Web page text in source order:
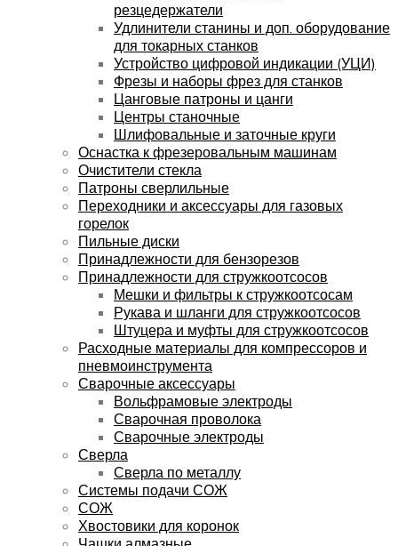
резцедержатели
Удлинители станины и доп. оборудование
для токарных станков
Устройство цифровой индикации (УЦИ)
Фрезы и наборы фрез для станков
Цанговые патроны и цанги
Центры станочные
Шлифовальные и заточные круги
Оснастка к фрезеровальным машинам
Очистители стекла
Патроны сверлильные
Переходники и аксессуары для газовых
горелок
Пильные диски
Принадлежности для бензорезов
Принадлежности для стружкоотсосов
Мешки и фильтры к стружкоотсосам
Рукава и шланги для стружкоотсосов
Штуцера и муфты для стружкоотсосов
Расходные материалы для компрессоров и
пневмоинструмента
Сварочные аксессуары
Вольфрамовые электроды
Сварочная проволока
Сварочные электроды
Сверла
Сверла по металлу
Системы подачи СОЖ
СОЖ
Хвостовики для коронок